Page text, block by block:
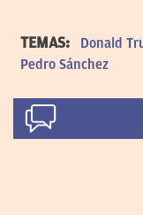
TEMAS: Donald
Pedro Sánchez